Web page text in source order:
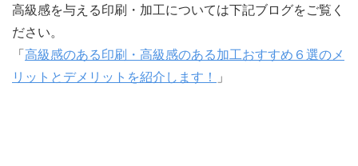
高級感を与える印刷・加工については下記ブログをご覧く
ださい。
「 高級感のある印刷・高級感のある加工おすすめ６選のメ
リットとデメリットを紹介します！
」